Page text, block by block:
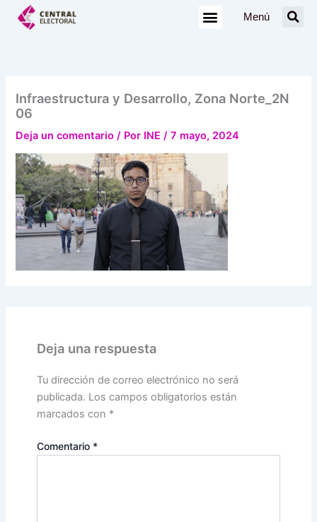
Menú
Infraestructura y Desarrollo, Zona Norte_2N
06
Deja un comentario / Por INE/7 mayo, 2024
Deja una respuesta
Tu dirección de correo electrónico no será
publicada. Los campos obligatorios están
marcados con *
Comentario *